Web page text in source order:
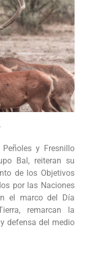
y Fresnillo
Bal, reiteran su
de los Objetivos
por las Naciones
el marco del Día
remarcan la
defensa del medio